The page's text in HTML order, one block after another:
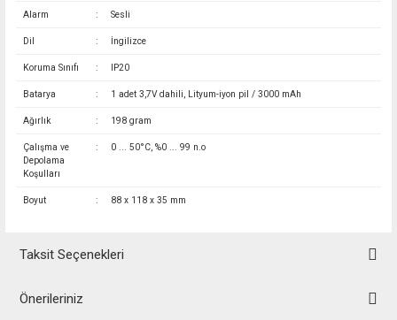
Alarm : Sesli
Dil : İngilizce
Koruma Sınıfı : IP20
Batarya : 1 adet 3,7V dahili, Lityum-iyon pil / 3000 mAh
Ağırlık : 198 gram
Çalışma ve
Depolama
Koşulları
: 0 ... 50°C, %0 ... 99 n.o
Boyut : 88 x 118 x 35 mm
Taksit Seçenekleri
Önerileriniz